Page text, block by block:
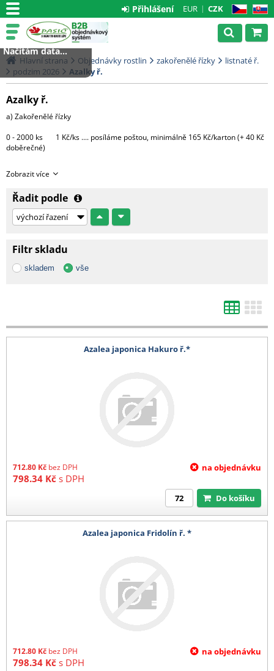
CZ SK
EUR CZK
Přihlášení
Hlavní strana Objednávky rostlin zakořenělé řízky
listnaté ř.
podzim 2026
Azalky ř.
Azalky ř.
a) Zakořenělé řízky
0 - 2000 ks 1 Kč/ks .... posíláme poštou, minimálně 165 Kč/karton (+ 40 Kč
doběrečné)
Každá další započatá paleta + 3000 Kč
Morava - 1 CC ....... 500 Kč + DPH
Čechy, Slovensko - doprava na dotaz
Zobrazit více
Řadit podle
Filtr skladu
skladem vše
Azalea japonica Hakuro ř.*
712.80 Kč bez DPH
798.34 Kč s DPH
na objednávku
Do košíku
Azalea japonica Fridolín ř. *
712.80 Kč bez DPH
798.34 Kč s DPH
na objednávku
Načítám data...